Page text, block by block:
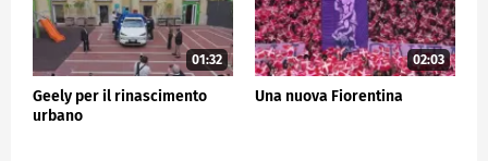
01:32
Geely per il rinascimento
urbano
02:03
Una nuova Fiorentina